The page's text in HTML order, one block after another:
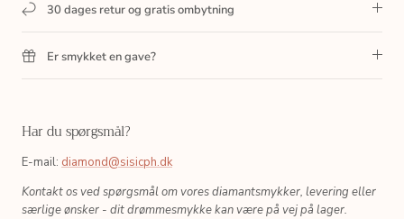
30 dages retur og gratis ombytning
Er smykket en gave?
Har du spørgsmål?
E-mail: diamond@sisicph.dk
Kontakt os ved spørgsmål om vores diamantsmykker, levering eller
særlige ønsker - dit drømmesmykke kan være på vej på lager.